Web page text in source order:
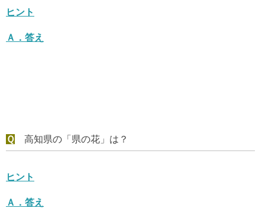
ヒント
Ａ．答え
Ｑ 高知県の「県の花」は？
ヒント
Ａ． 答え